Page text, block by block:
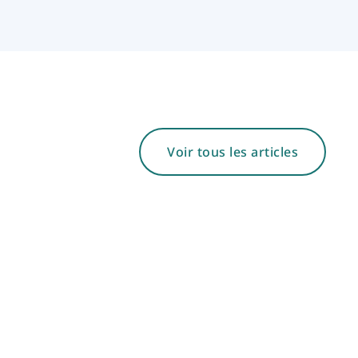
Voir tous les articles